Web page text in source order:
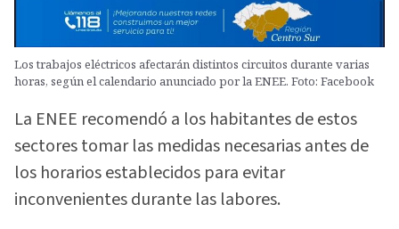
Los trabajos eléctricos afectarán distintos circuitos durante varias
horas, según el calendario anunciado por la ENEE. Foto: Facebook
La ENEE recomendó a los habitantes de estos
sectores tomar las medidas necesarias antes de
los horarios establecidos para evitar
inconvenientes durante las labores.